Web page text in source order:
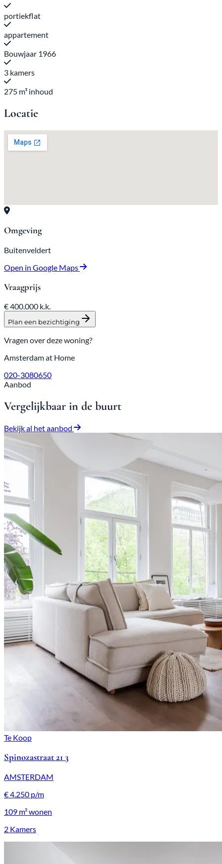
portiekflat
appartement
Bouwjaar 1966
3 kamers
275 m³ inhoud
Locatie
Omgeving
Buitenveldert
Open in Google Maps
Vraagprijs
€ 400.000 k.k.
Plan een bezichtiging
Vragen over deze woning?
Amsterdam at Home
020-3080650
Aanbod
Vergelijkbaar in de buurt
Bekijk al het aanbod
Te Koop
Spinozastraat 21 3
AMSTERDAM
€ 4.250 p/m
109 m²wonen
2 Kamers